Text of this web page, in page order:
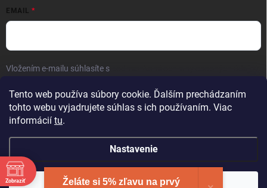
Tento web používa súbory cookie. Ďalším prechádzaním
tohto webu vyjadrujete súhlas s ich používaním. Viac
informácií tu.
Nastavenie
EMAIL
Vložením e-mailu súhlasíte s
Prihlásiť sa
Copyright 2026Elite Palace. Všetky práva vyhradené.
Zobraziť Želáte si 5% zľavu na prvý